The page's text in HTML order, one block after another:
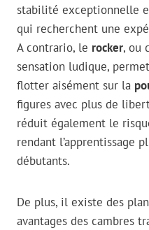
stabilité exceptionnelle
qui recherchent une
A contrario, le rocker, ou
sensation ludique,
flotter aisément sur la
figures avec plus de
réduit également le
rendant l’apprentissage
débutants.
De plus, il existe des
avantages des cambres